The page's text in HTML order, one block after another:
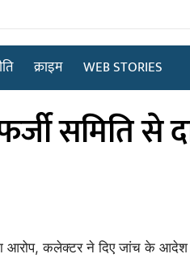
क्राइम WEB STORIES
समिति से